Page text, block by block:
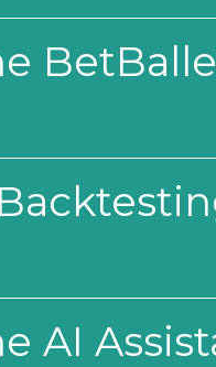
AI